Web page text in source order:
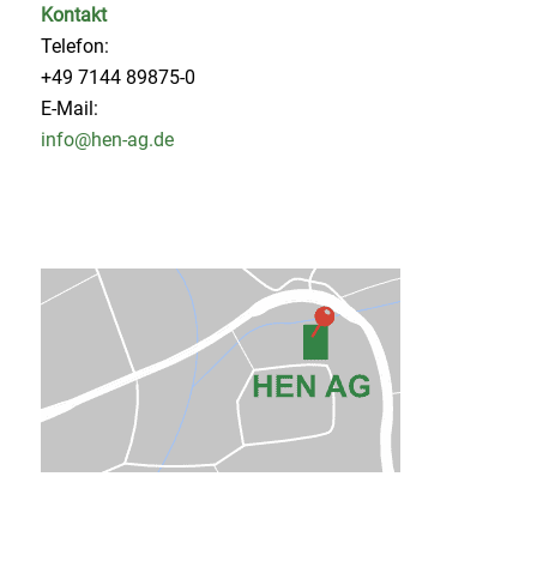
Kontakt
Telefon:
+49 7144 89875-0
E-Mail:
info@hen-ag.de